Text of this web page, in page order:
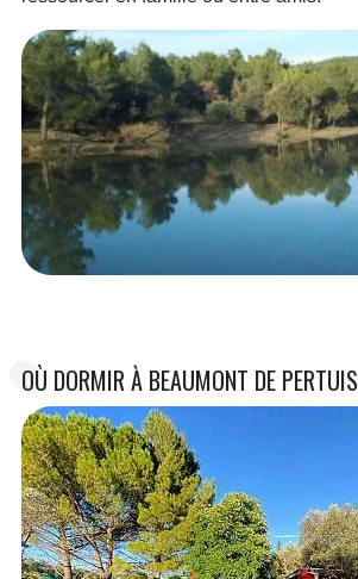
OÙ DORMIR À BEAUMONT DE PERTUIS